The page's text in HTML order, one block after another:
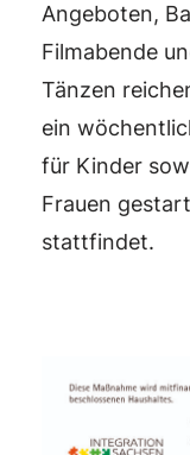
Angeboten,
Filmabende
Tänzen
ein
für Kinder
Frauen
stattfindet.